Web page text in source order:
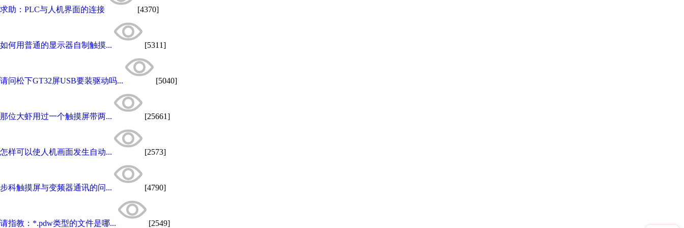
求助：PLC与人机界面的连接 [4370]
如何用普通的显示器自制触摸... [5311]
请问松下GT32屏USB要装驱动吗... [5040]
那位大虾用过一个触摸屏带两... [25661]
怎样可以使人机画面发生自动... [2573]
步科触摸屏与变频器通讯的问... [4790]
请指教：*.pdw类型的文件是哪... [2549]